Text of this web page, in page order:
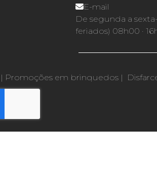
E-mail
De segunda a
feriados) 08h00 ·
| Promoções em brinquedos |